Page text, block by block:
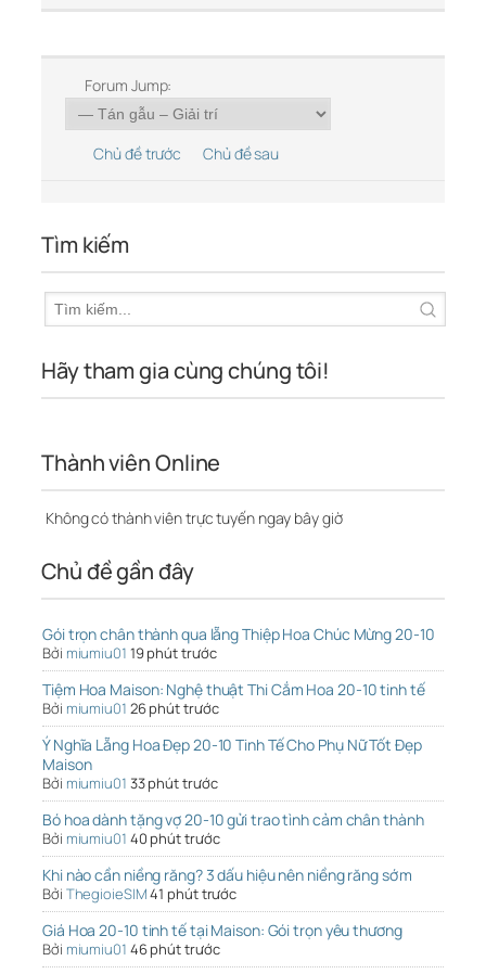
Forum Jump:
Chủ đề trước Chủ đề sau
Tìm kiếm
Hãy tham gia cùng chúng tôi!
Thành viên Online
Không có thành viên trực tuyến ngay bây giờ
Chủ đề gần đây
Gói trọn chân thành qua lẵng Thiệp Hoa Chúc Mừng 20-10
Bởi miumiu01 19 phút trước
Tiệm Hoa Maison: Nghệ thuật Thi Cắm Hoa 20-10 tinh tế
Bởi miumiu01 26 phút trước
Ý Nghĩa Lẵng Hoa Đẹp 20-10 Tinh Tế Cho Phụ Nữ Tốt Đẹp
Maison
Bởi miumiu01 33 phút trước
Bó hoa dành tặng vợ 20-10 gửi trao tình cảm chân thành
Bởi miumiu01 40 phút trước
Khi nào cần niềng răng? 3 dấu hiệu nên niềng răng sớm
Bởi ThegioieSIM41 phút trước
Giá Hoa 20-10 tinh tế tại Maison: Gói trọn yêu thương
Bởi miumiu01 46 phút trước